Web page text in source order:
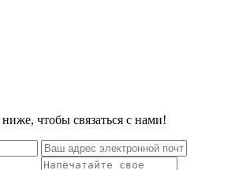
чтобы связаться с нами!